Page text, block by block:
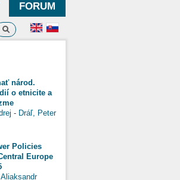
FORUM
národ.
o etnicite a
- Dráľ, Peter
Policies
Europe